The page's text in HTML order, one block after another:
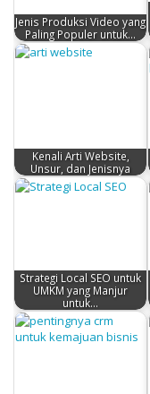
Jenis Produksi Video yang
Paling Populer untuk…
Kenali Arti Website,
Unsur, dan Jenisnya
Strategi Local SEO untuk
UMKM yang Manjur
untuk…